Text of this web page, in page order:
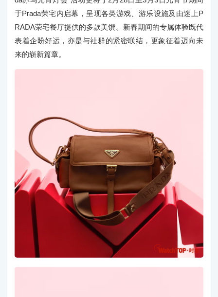
于Prada荣宅内启幕，呈现各类游戏、游乐设施及由迷上P
RADA荣宅餐厅提供的多款美馔。新春期间的专属体验既代
表着企盼好运，亦是与社群的紧密联结，更象征着迈向未
来的崭新篇章。